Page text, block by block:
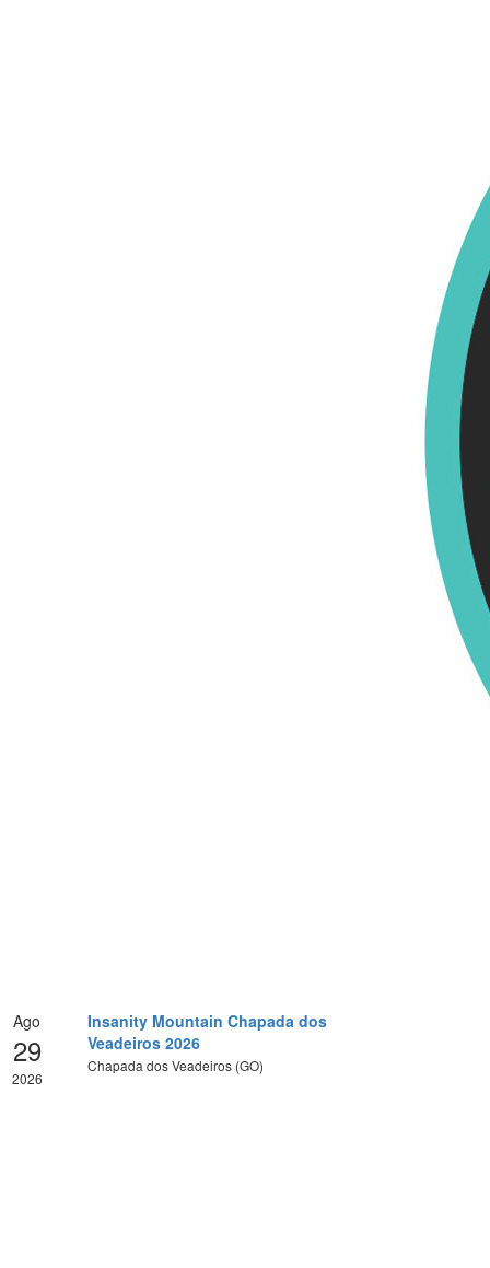
Ago
29
2026
Insanity Mountain Chapada dos
Veadeiros 2026
Chapada dos Veadeiros (GO)